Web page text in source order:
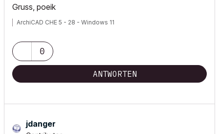
Gruss, poeik
ArchiCAD CHE 5 - 28 - Windows 11
0
ANTWORTEN
jdanger